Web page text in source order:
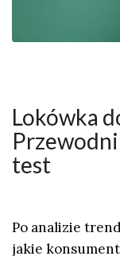
Lokówka
test
Po analizie
jakie